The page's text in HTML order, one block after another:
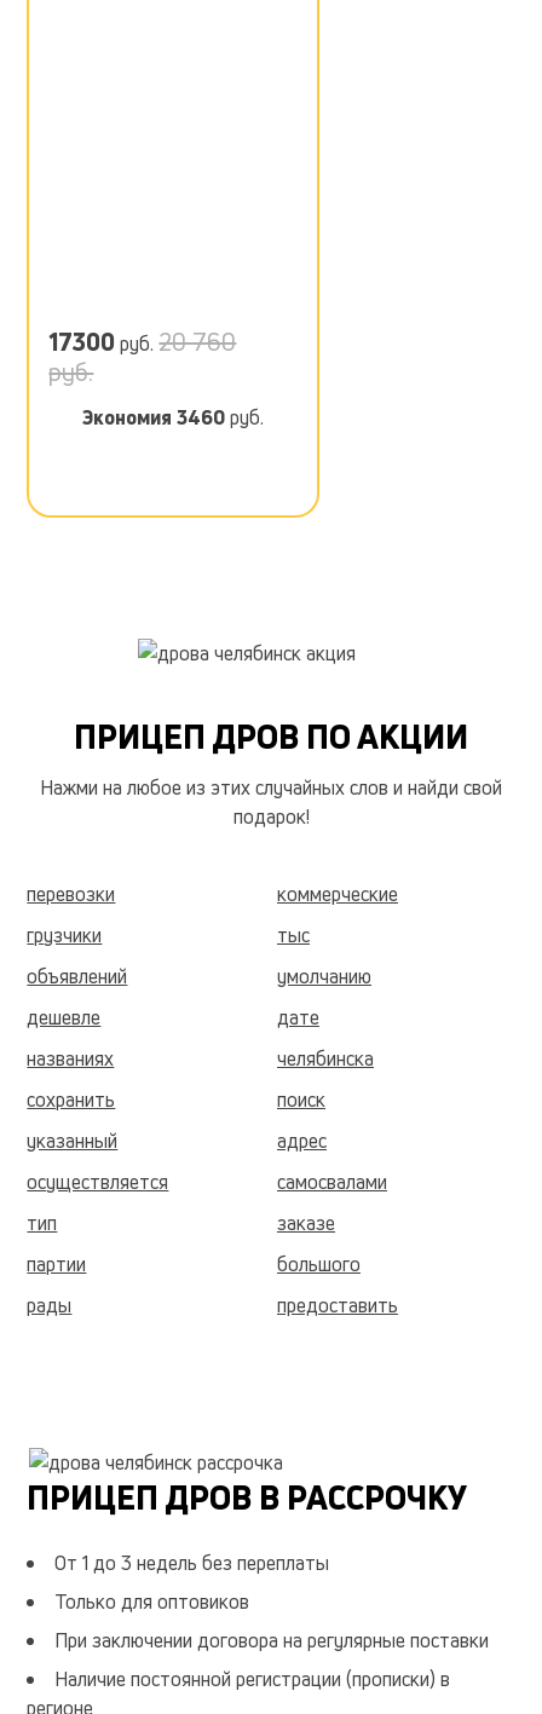
17300 руб.20 760
руб.
Экономия 3460руб.
ПРИЦЕП ДРОВ ПО АКЦИИ
Нажми на любое из этих случайных слов и найди свой
подарок!
перевозки
коммерческие
грузчики
тыс
объявлений
умолчанию
дешевле
дате
названиях
челябинска
сохранить
поиск
указанный
адрес
осуществляется
самосвалами
тип
заказе
партии
большого
рады
предоставить
обращении
сетки
скидки
покупке
объёма
либо
telegram
штуку
доставим
дача
ПРИЦЕП ДРОВ В РАССРОЧКУ
От 1 до 3 недель без переплаты
Только для оптовиков
При заключении договора на регулярные поставки
Наличие постоянной регистрации (прописки) в
регионе